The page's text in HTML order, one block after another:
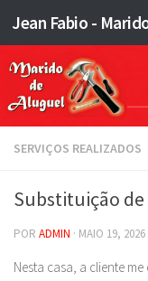
Skip to content
SERVIÇOS REALIZADOS
Substituição
POR ADMIN · MAIO 19, 2026
Nesta casa, a cliente